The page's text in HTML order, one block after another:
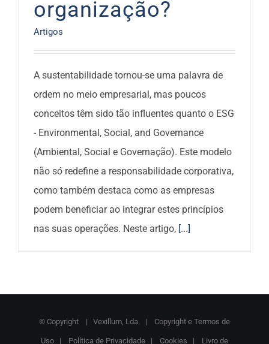
organização?
Artigos
A sustentabilidade tornou-se uma palavra de
ordem no meio empresarial, mas poucos
conceitos têm sido tão influentes quanto o ESG
- Environmental, Social, and Governance
(Ambiental, Social e Governação). Este modelo
não só redefine a responsabilidade corporativa,
como também destaca como as empresas
podem beneficiar ao integrar estes princípios
nas suas operações. Neste artigo, [...]
© Copyright | Vexillum, Lda. | Copyright e Termos de
Uso | Política de Privacidade | Cookies | Livro de